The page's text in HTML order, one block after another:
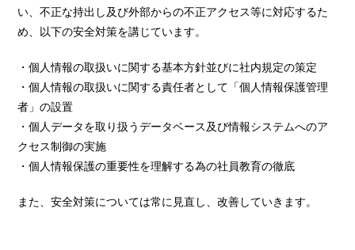
い、不正な持出し及び外部からの不正アクセス等に対応するた
め、以下の安全対策を講じています。
・個人情報の取扱いに関する基本方針並びに社内規定の策定
・個人情報の取扱いに関する責任者として「個人情報保護管理
者」の設置
・個人データを取り扱うデータベース及び情報システムへのア
クセス制御の実施
・個人情報保護の重要性を理解する為の社員教育の徹底
また、安全対策については常に見直し、改善していきます。